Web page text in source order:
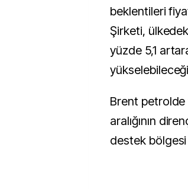
beklentileri
Şirketi,
yüzde 5,1
Brent
aralığının
destek